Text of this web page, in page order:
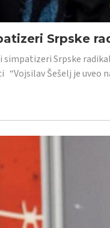
Srpske
i simpatizeri Srpske
“Vojsilav Šešelj je uveo